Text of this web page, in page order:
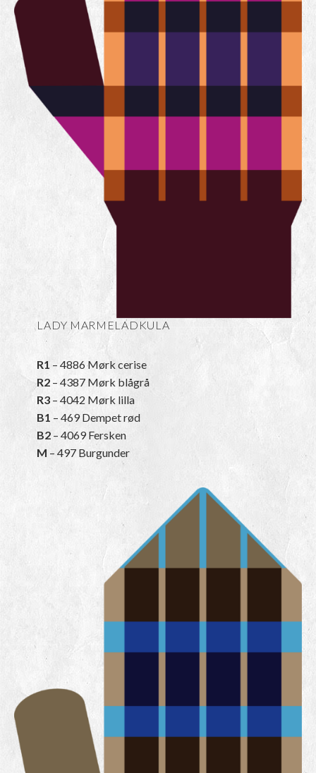
LADY MARMELADKULA
R1 – 4886 Mørk cerise
R2 – 4387 Mørk blågrå
R3 – 4042 Mørk lilla
B1 – 469 Dempet rød
B2 – 4069 Fersken
M – 497 Burgunder